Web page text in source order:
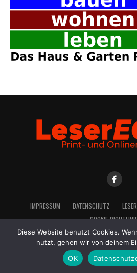
IMPRES­SUM DATEN­SCHUTZ
COO­KIE-
2021 LeserEcho
Diese Website benutzt Cookies.
nutzt, gehen wir von deinem
OK